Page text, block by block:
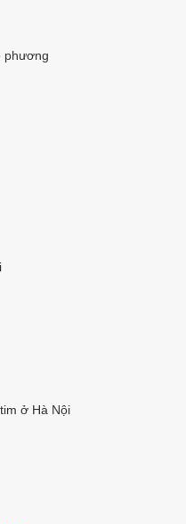
phương
ở Hà Nội